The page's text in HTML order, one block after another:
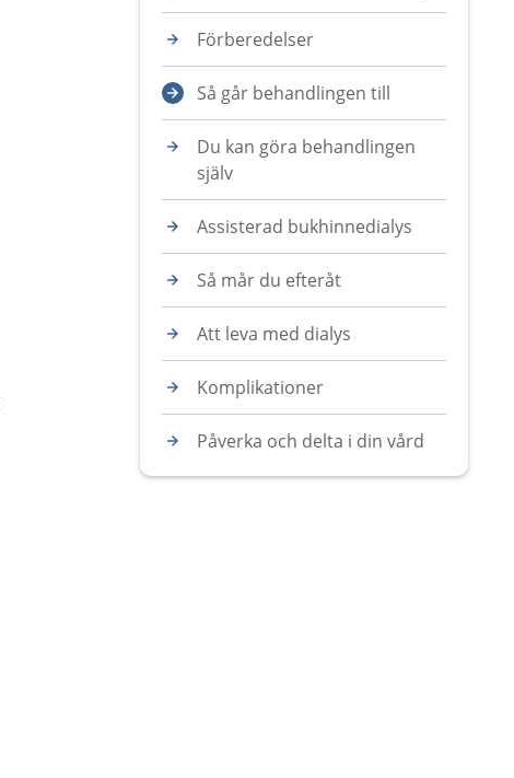
Förberedelser
Så går behandlingen till
Du kan göra behandlingen
själv
Assisterad bukhinnedialys
Så mår du efteråt
Att leva med dialys
Komplikationer
Påverka och delta i din vård